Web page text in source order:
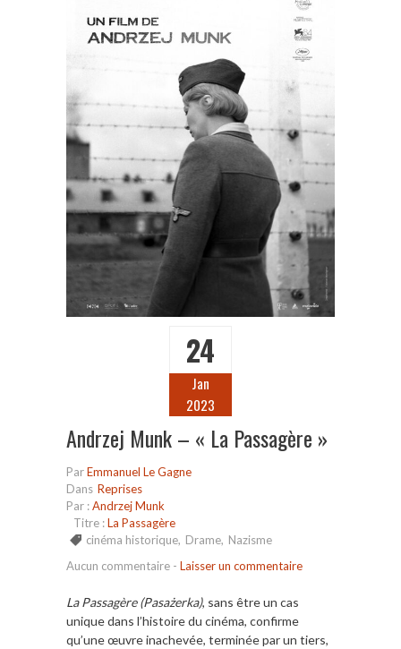
24
Jan
2023
Andrzej Munk – « La Passagère »
ParEmmanuel Le Gagne
Dans Reprises
Par :Andrzej Munk
Titre :La Passagère
cinéma historique, Drame, Nazisme
Aucun commentaire - Laisser un commentaire
La Passagère (Pasażerka), sans être un cas
unique dans l’histoire du cinéma, confirme
qu’une œuvre inachevée, terminée par un tiers,